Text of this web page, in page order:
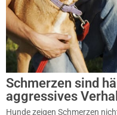
Schmerzen sind
aggressives
Hunde zeigen Schmerzen